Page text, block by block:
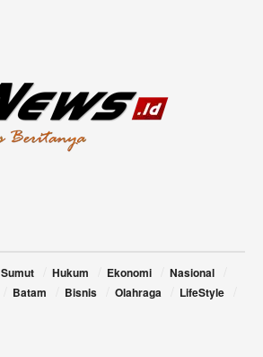
Sumut Hukum Ekonomi
Nasional
Batam Bisnis Olahraga
LifeStyle